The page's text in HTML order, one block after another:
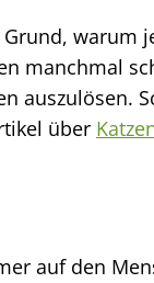
warum
manchmal
auszulösen.
über
auf den